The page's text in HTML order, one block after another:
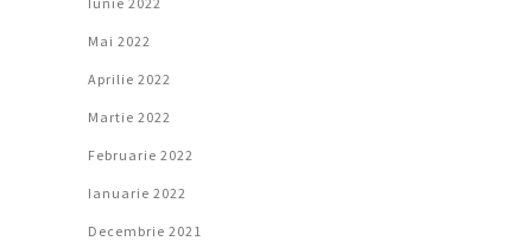
Mai 2022
Aprilie 2022
Martie 2022
Februarie 2022
Ianuarie 2022
Decembrie 2021